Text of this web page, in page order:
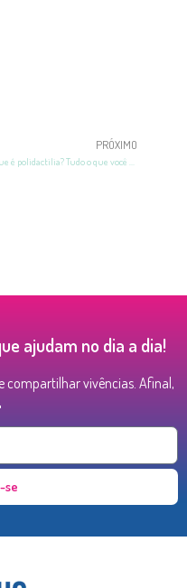
PRÓXIMO
ajudam no dia a dia!
compartilhar vivências. Afinal,
se